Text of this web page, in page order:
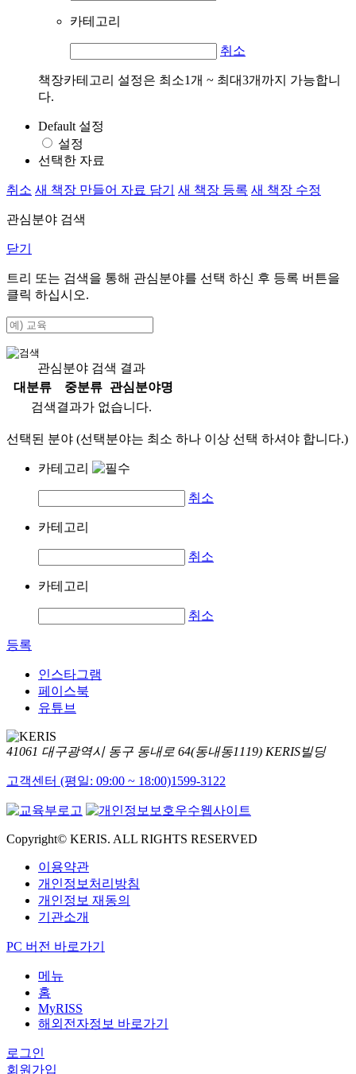
카테고리
취소
책장카테고리 설정은 최소1개 ~ 최대3개까지 가능합니
다.
Default 설정
설정
선택한 자료
취소 새 책장 만들어 자료 담기 새 책장 등록 새 책장 수정
관심분야 검색
닫기
트리 또는 검색을 통해 관심분야를 선택 하신 후 등록 버튼을
클릭 하십시오.
관심분야 검색 결과
대분류
중분류
관심분야명
검색결과가 없습니다.
선택된 분야 (선택분야는 최소 하나 이상 선택 하셔야 합니다.)
카테고리
취소
카테고리
취소
카테고리
취소
등록
인스타그램
페이스북
유튜브
41061 대구광역시 동구 동내로 64(동내동1119) KERIS빌딩
고객센터 (평일: 09:00 ~ 18:00)1599-3122
Copyright© KERIS. ALL RIGHTS RESERVED
이용약관
개인정보처리방침
개인정보 재동의
기관소개
PC 버전 바로가기
메뉴
홈
MyRISS
해외전자정보 바로가기
로그인
회원가입